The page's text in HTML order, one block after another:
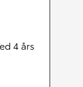
4 års